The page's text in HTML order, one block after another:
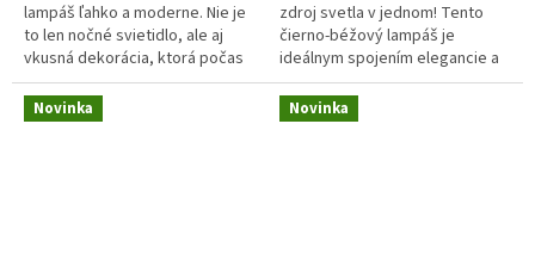
lampáš ľahko a moderne. Nie je
to len nočné svietidlo, ale aj
vkusná dekorácia, ktorá počas
dňa oživí Váš záhradný nábytok
alebo balkón.
zdroj svetla v jednom! Tento
čierno-béžový lampáš je
ideálnym spojením elegancie a
funkčnosti – rozžiari každý
balkón, terasu alebo záhradu
útulným...
Novinka Novinka